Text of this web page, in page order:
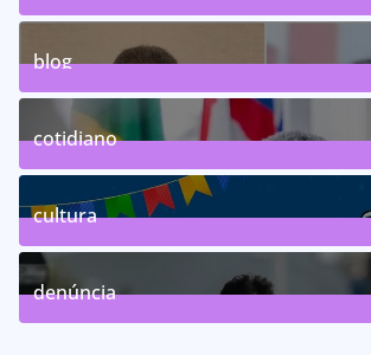
0Posts
blog
75Posts
cotidiano
46Posts
cultura
63Posts
denúncia